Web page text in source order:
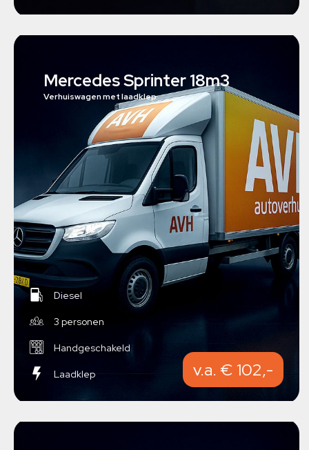
Mercedes Sprinter 18m3
Verhuiswagen met laadklep
Diesel
3 personen
Handgeschakeld
Laadklep v.a. € 102,-